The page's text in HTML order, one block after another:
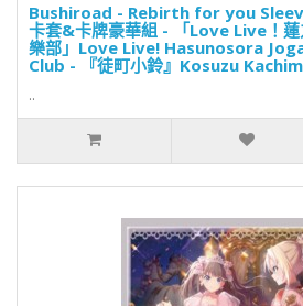
Bushiroad - Rebirth for you
卡套&卡牌豪華組 - 「Love Live！
樂部」Love Live! Hasunosora
Club - 『徒町小鈴』Kosuzu
..